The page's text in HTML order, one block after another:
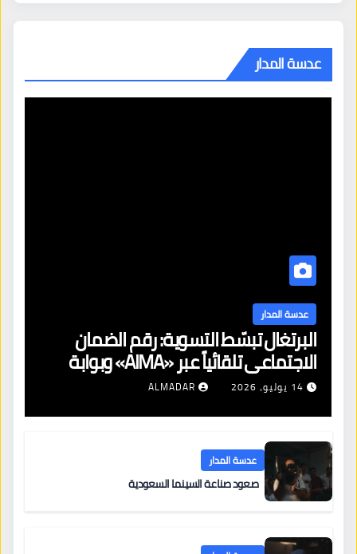
عدسة المدار
عدسة المدار
البرتغال تبسّط التسوية: رقم الضمان
الاجتماعي تلقائياً عبر «AIMA» وبوابة
جديدة لتجديد الإقامات
14 يوليو، 2026 ALMADAR
عدسة المدار
صعود صناعة السينما السعودية